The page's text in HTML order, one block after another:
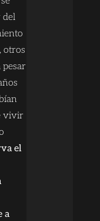
del
otros
pesar
vivir
el
a